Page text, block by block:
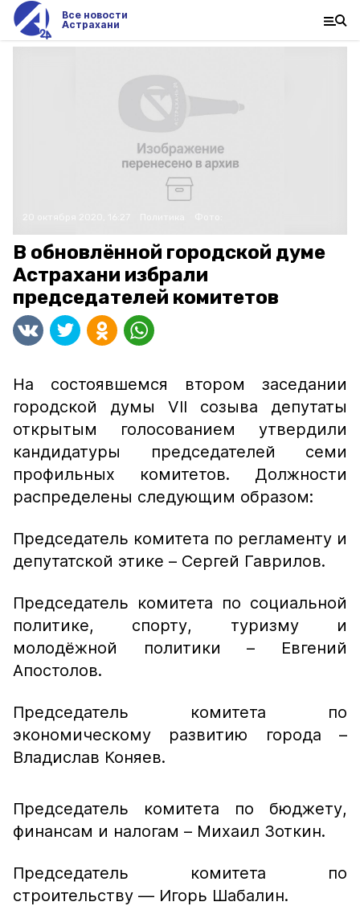
Все новости
Астрахани
В обновлённой городской думе
Астрахани избрали
председателей комитетов
На состоявшемся втором заседании
городской думы VII созыва депутаты
открытым голосованием утвердили
кандидатуры председателей семи
профильных комитетов. Должности
распределены следующим образом:
Председатель комитета по регламенту и
депутатской этике – Сергей Гаврилов.
Председатель комитета по социальной
политике, спорту, туризму и
молодёжной политики – Евгений
Апостолов.
Председатель комитета по
экономическому развитию города –
Владислав Коняев.
Председатель комитета по бюджету,
финансам и налогам – Михаил Зоткин.
Председатель комитета по
строительству — Игорь Шабалин.